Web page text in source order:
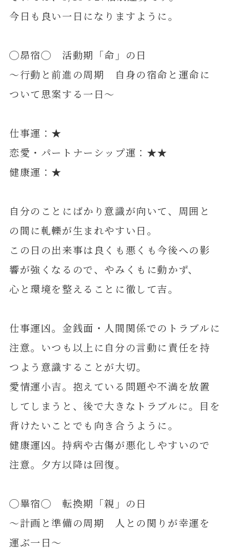
今日も良い一日になりますように。
◯昴宿◯ 活動期「命」の日
～行動と前進の周期 自身の宿命と運命に
ついて思案する一日～
仕事運：★
恋愛・パートナーシップ運：★★
健康運：★
自分のことにばかり意識が向いて、周囲と
の間に軋轢が生まれやすい日。
この日の出来事は良くも悪くも今後への影
響が強くなるので、やみくもに動かず、
心と環境を整えることに徹して吉。
仕事運凶。金銭面・人間関係でのトラブルに
注意。いつも以上に自分の言動に責任を持
つよう意識することが大切。
愛情運小吉。抱えている問題や不満を放置
してしまうと、後で大きなトラブルに。目を
背けたいことでも向き合うように。
健康運凶。持病や古傷が悪化しやすいので
注意。夕方以降は回復。
◯畢宿◯ 転換期「親」の日
～計画と準備の周期 人との関りが幸運を
運ぶ一日～